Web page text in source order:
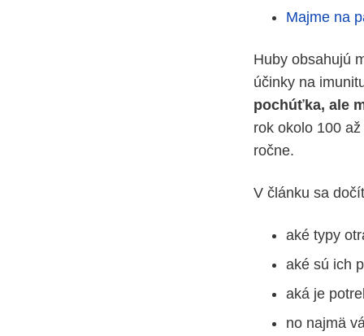
Majme na
Huby obsahujú
účinky na
pochúťka, ale
rok okolo 100
ročne.
V článku sa
aké typy
aké sú ich
aká je
no najmä